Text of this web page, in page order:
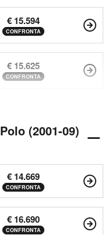
€ 15.594
CONFRONTA
€ 15.625
CONFRONTA
(2001-09)
€ 14.669
CONFRONTA
€ 16.690
CONFRONTA